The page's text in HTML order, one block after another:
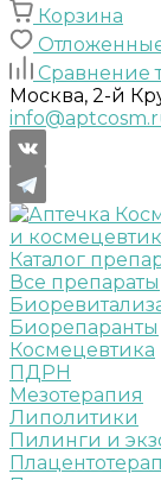
Корзина
Сравнение
Москва, 2-й
Каталог
Все препараты
Биорепаранты
Космецевтика
ПДРН
Мезотерапия
Липолитики
Пилинги и